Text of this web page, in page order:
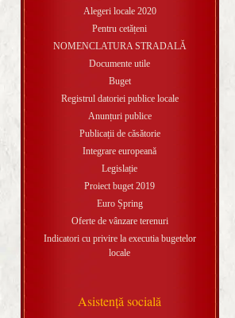
Alegeri locale 2020
Pentru cetățeni
NOMENCLATURA STRADALĂ
Documente utile
Buget
Registrul datoriei publice locale
Anunțuri publice
Publicații de căsătorie
Integrare europeană
Legislație
Proiect buget 2019
Euro Șpring
Oferte de vânzare terenuri
Indicatori cu privire la executia bugetelor
locale
Asistență socială